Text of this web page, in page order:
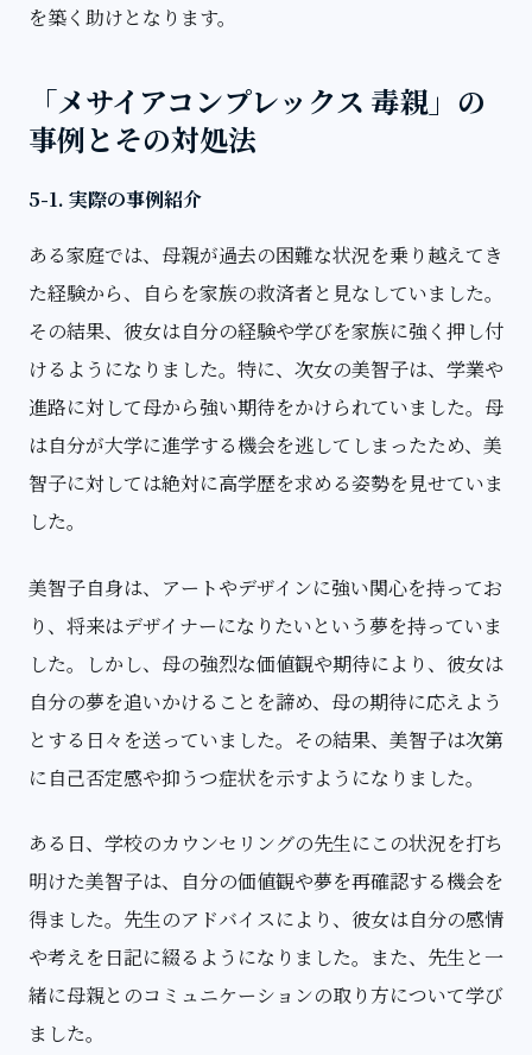
を築く助けとなります。
「メサイアコンプレックス 毒親」の
事例とその対処法
5-1. 実際の事例紹介
ある家庭では、母親が過去の困難な状況を乗り越えてき
た経験から、自らを家族の救済者と見なしていました。
その結果、彼女は自分の経験や学びを家族に強く押し付
けるようになりました。特に、次女の美智子は、学業や
進路に対して母から強い期待をかけられていました。母
は自分が大学に進学する機会を逃してしまったため、美
智子に対しては絶対に高学歴を求める姿勢を見せていま
した。
美智子自身は、アートやデザインに強い関心を持ってお
り、将来はデザイナーになりたいという夢を持っていま
した。しかし、母の強烈な価値観や期待により、彼女は
自分の夢を追いかけることを諦め、母の期待に応えよう
とする日々を送っていました。その結果、美智子は次第
に自己否定感や抑うつ症状を示すようになりました。
ある日、学校のカウンセリングの先生にこの状況を打ち
明けた美智子は、自分の価値観や夢を再確認する機会を
得ました。先生のアドバイスにより、彼女は自分の感情
や考えを日記に綴るようになりました。また、先生と一
緒に母親とのコミュニケーションの取り方について学び
ました。